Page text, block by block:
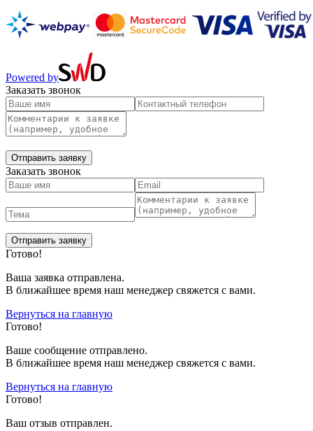
Powered by
Заказать звонок
Заказать звонок
Готово!
Ваша заявка отправлена.
В ближайшее время наш менеджер свяжется с вами.
Вернуться на главную
Готово!
Вашe сообщение отправлено.
В ближайшее время наш менеджер свяжется с вами.
Вернуться на главную
Готово!
Ваш отзыв отправлен.